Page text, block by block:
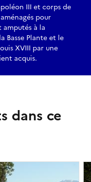
III et corps de
pour
amputés à la
Basse Plante et le
XVIII par une
acquis.
dans ce